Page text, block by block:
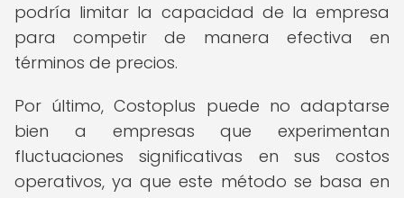
podría limitar la capacidad de la empresa
para competir de manera efectiva en
términos de precios.
Por último, Costoplus puede no adaptarse
bien a empresas que experimentan
fluctuaciones significativas en sus costos
operativos, ya que este método se basa en